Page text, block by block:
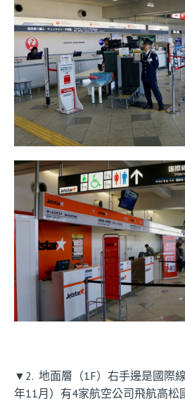
▼2. 地面層（1F）右手邊是國際
年11月）有4家航空公司飛航高松